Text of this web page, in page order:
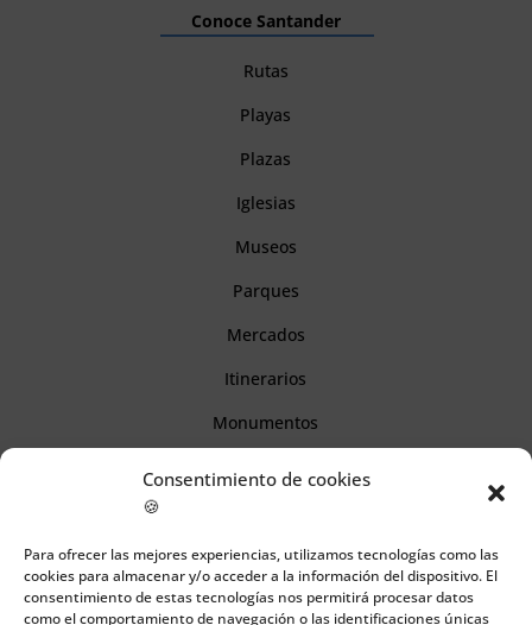
Consentimiento de cookies
🍪
Para ofrecer las mejores experiencias, utilizamos tecnologías como las
cookies para almacenar y/o acceder a la información del dispositivo. El
consentimiento de estas tecnologías nos permitirá procesar datos
como el comportamiento de navegación o las identificaciones únicas
Conoce Santander
Rutas
Playas
Plazas
Iglesias
Museos
Parques
Mercados
Itinerarios
Monumentos
Información
Aviso legal